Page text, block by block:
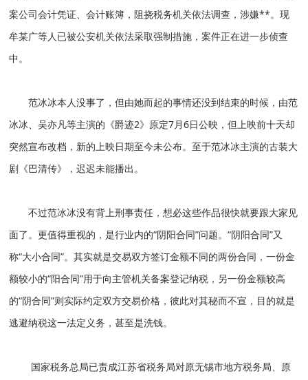
案公司会计凭证、会计账簿，阻挠税务机关依法调查，涉嫌**。现
牟某广等人已被公安机关依法采取强制措施，案件正在进一步侦查
中。
范冰冰本人没事了，但由她而起的事情还没到结束的时候，由范
冰冰、吴亦凡等主演的《爵迹2》原定7月6日公映，但上映前十天却
突然宣布改档，新的上映日期至今未公布。至于范冰冰主演的古装大
剧《巴清传》，迟迟未能播出。
不过范冰冰没有背上刑事责任，想必这些作品很快就要跟大家见
面了。更值得重视的，是行业内的“阴阳合同”问题。“阴阳合同”又
称“大小合同”。其实就是交易双方签订金额不同的两份合同，一份金
额较小的“阳合同”用于向主管机关备案登记纳税，另一份金额较高
的“阴合同”则实际约定双方交易价格，彼此对其秘而不宣，目的就是
逃避纳税这一法定义务，甚至是洗钱。
国家税务总局已责成江苏省税务局对原无锡市地方税务局、原